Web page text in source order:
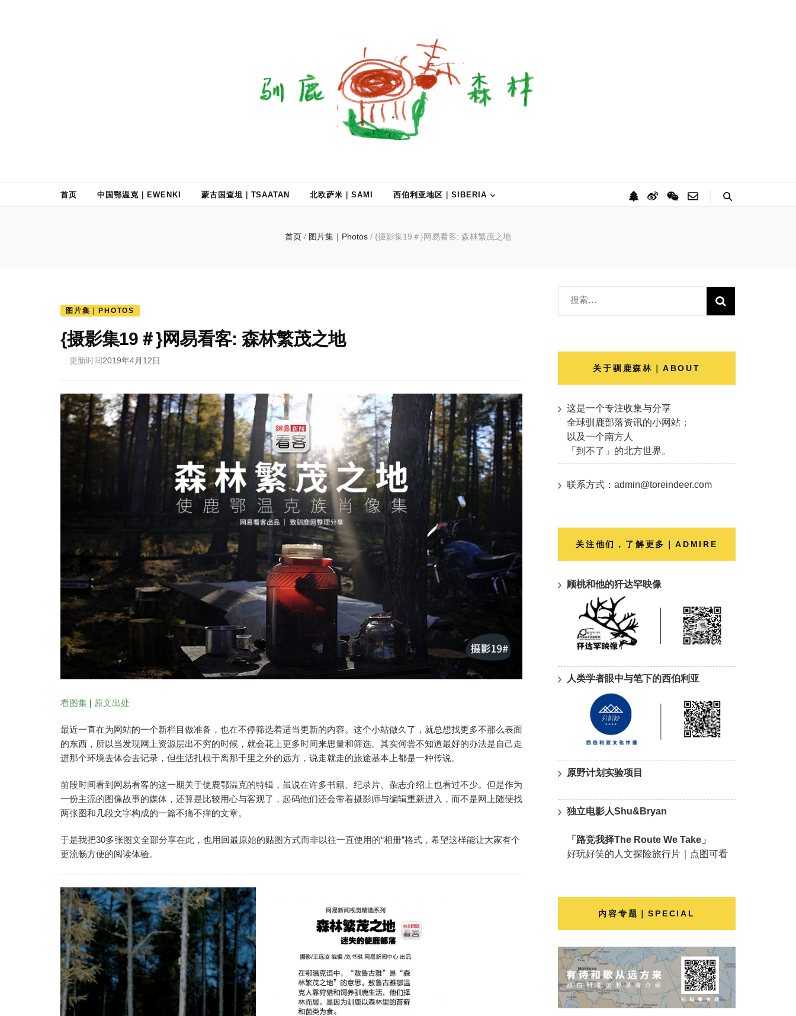
首页 中国鄂温克｜EWENKI 蒙古国查坦｜TSAATAN 北欧萨米｜SAMI 西伯利亚地区｜SIBERIA
首页 / 图片集｜Photos / {摄影集19＃}网易看客: 森林繁茂之地
图片集｜PHOTOS
{摄影集19＃}网易看客: 森林繁茂之地
更新时间2019年4月12日
看图集 | 原文出处
最近一直在为网站的一个新栏目做准备，也在不停筛选着适当更新的内容。这个小站做久了，就总想找更多不那么表面
的东西，所以当发现网上资源层出不穷的时候，就会花上更多时间来思量和筛选。其实何尝不知道最好的办法是自己走
进那个环境去体会去记录，但生活扎根于离那千里之外的远方，说走就走的旅途基本上都是一种传说。
前段时间看到网易看客的这一期关于使鹿鄂温克的特辑，虽说在许多书籍、纪录片、杂志介绍上也看过不少。但是作为
一份主流的图像故事的媒体，还算是比较用心与客观了，起码他们还会带着摄影师与编辑重新进入，而不是网上随便找
两张图和几段文字构成的一篇不痛不痒的文章。
于是我把30多张图文全部分享在此，也用回最原始的贴图方式而非以往一直使用的“相册”格式，希望这样能让大家有个
更流畅方便的阅读体验。
搜
索：
关于驯鹿森林｜ABOUT
这是一个专注收集与分享
全球驯鹿部落资讯的小网站；
以及一个南方人
「到不了」的北方世界。
联系方式：admin@toreindeer.com
关注他们，了解更多｜ADMIRE
顾桃和他的犴达罕映像
人类学者眼中与笔下的西伯利亚
原野计划实验项目
独立电影人Shu&Bryan
「路竞我择The Route We Take」
好玩好笑的人文探险旅行片｜点图可看
内容专题｜SPECIAL